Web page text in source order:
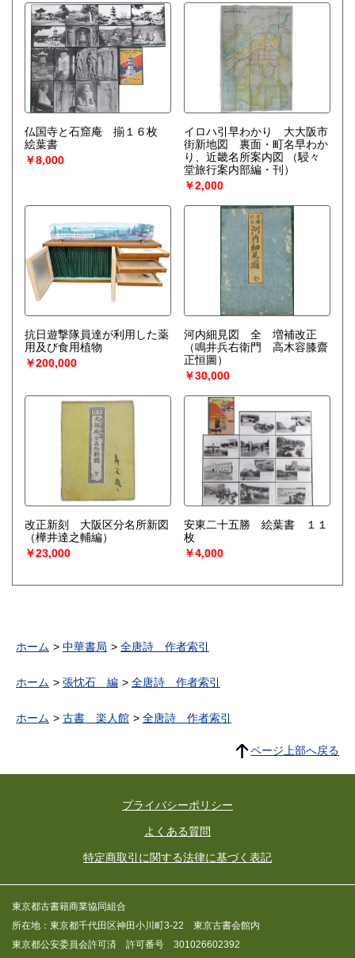
仏国寺と石窟庵 揃１６枚
絵葉書
￥8,000
イロハ引早わかり 大大阪市
街新地図 裏面・町名早わか
り、近畿名所案内図
（駸々
堂旅行案内部編・刊）
￥2,000
抗日遊撃隊員達が利用した薬
用及び食用植物
￥200,000
河内細見図 全 増補改正
（鳴井兵右衛門 高木容膝齋
正恒圖）
￥30,000
改正新刻 大阪区分名所新図
（樺井達之輔編）
￥23,000
安東二十五勝 絵葉書 １１
枚
￥4,000
ホーム 中華書局 全唐詩 作者索引
ホーム 張忱石 編 全唐詩 作者索引
ホーム 古書 楽人館 全唐詩 作者索引
ページ上部へ戻る
プライバシーポリシー
よくある質問
特定商取引に関する法律に基づく表記
東京都古書籍商業協同組合
所在地：東京都千代田区神田小川町3-22 東京古書会館内
東京都公安委員会許可済 許可番号 301026602392